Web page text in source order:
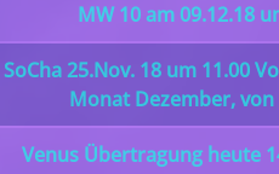
MW 10 am 09.12.18
SoCha 25.Nov. 18 um 11.00
Monat Dezember,
Venus Übertragung heute